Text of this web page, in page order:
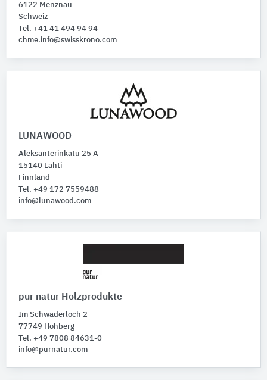
6122 Menznau
Schweiz
Tel. +41 41 494 94 94
chme.info@swisskrono.com
LUNAWOOD
Aleksanterinkatu 25 A
15140 Lahti
Finnland
Tel. +49 172 7559488
info@lunawood.com
pur natur Holzprodukte
Im Schwaderloch 2
77749 Hohberg
Tel. +49 7808 84631-0
info@purnatur.com